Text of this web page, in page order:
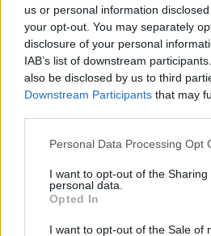
us or personal information
your opt-out. You may separately
disclosure of your personal
IAB’s list of downstream
also be disclosed by us to third
Downstream Participants that may
Please note that this website/app
not limited to your visit or usage
grant or deny consent to Google
use your data for below specified
consent section.
Personal Data Processing Opt
I want to opt-out of the Sharing
personal data.
Opted In
I want to opt-out of the Sale of
«Νονός της AI»
μπορούμε να